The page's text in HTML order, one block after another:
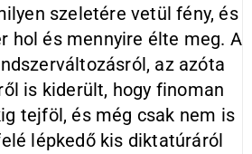
szeletére vetül fény, és
hol és mennyire élte meg. A
az azóta
is kiderült, hogy finoman
tejföl, és még csak nem is
lépkedő kis diktatúráról